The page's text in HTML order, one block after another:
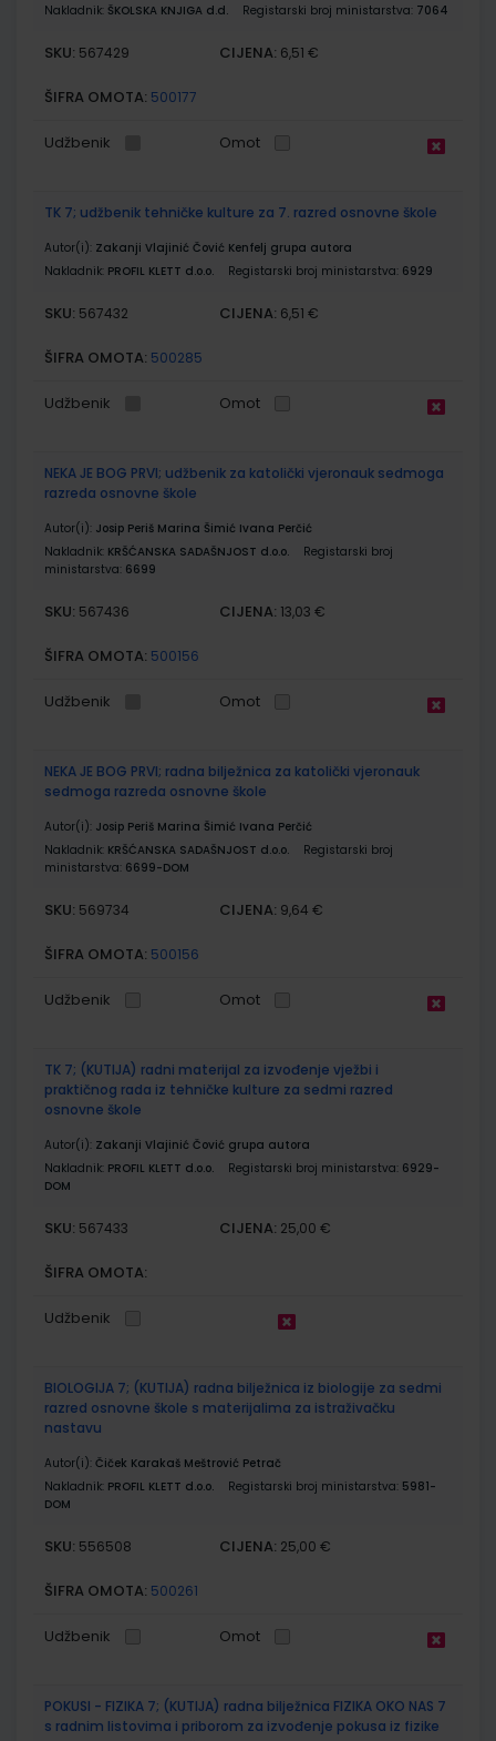
Nakladnik: ŠKOLSKA KNJIGA d.d. Registarski broj ministarstva: 7064
SKU: 567429 CIJENA: 6,51 €
ŠIFRA OMOTA: 500177
Udžbenik Omot
TK 7; udžbenik tehničke kulture za 7. razred osnovne škole
Autor(i): Zakanji Vlajinić Čović Kenfelj grupa autora
Nakladnik: PROFIL KLETT d.o.o. Registarski broj ministarstva: 6929
SKU: 567432 CIJENA: 6,51 €
ŠIFRA OMOTA: 500285
Udžbenik Omot
NEKA JE BOG PRVI; udžbenik za katolički vjeronauk sedmoga
razreda osnovne škole
Autor(i): Josip Periš Marina Šimić Ivana Perčić
Nakladnik: KRŠĆANSKA SADAŠNJOST d.o.o.
Registarski broj
ministarstva: 6699
SKU: 567436 CIJENA: 13,03 €
ŠIFRA OMOTA: 500156
Udžbenik Omot
NEKA JE BOG PRVI; radna bilježnica za katolički vjeronauk
sedmoga razreda osnovne škole
Autor(i): Josip Periš Marina Šimić Ivana Perčić
Nakladnik: KRŠĆANSKA SADAŠNJOST d.o.o.
Registarski broj
ministarstva: 6699-DOM
SKU: 569734 CIJENA: 9,64 €
ŠIFRA OMOTA: 500156
Udžbenik Omot
TK 7; (KUTIJA) radni materijal za izvođenje vježbi i
praktičnog rada iz tehničke kulture za sedmi razred
osnovne škole
Autor(i): Zakanji Vlajinić Čović grupa autora
Nakladnik: PROFIL KLETT d.o.o. Registarski broj ministarstva: 6929-
DOM
SKU: 567433 CIJENA: 25,00 €
ŠIFRA OMOTA:
Udžbenik
BIOLOGIJA 7; (KUTIJA) radna bilježnica iz biologije za sedmi
razred osnovne škole s materijalima za istraživačku
nastavu
Autor(i): Čiček Karakaš Meštrović Petrač
Nakladnik: PROFIL KLETT d.o.o. Registarski broj ministarstva: 5981-
DOM
SKU: 556508 CIJENA: 25,00 €
ŠIFRA OMOTA: 500261
Udžbenik Omot
POKUSI - FIZIKA 7; (KUTIJA) radna bilježnica FIZIKA OKO NAS 7
s radnim listovima i priborom za izvođenje pokusa iz fizike